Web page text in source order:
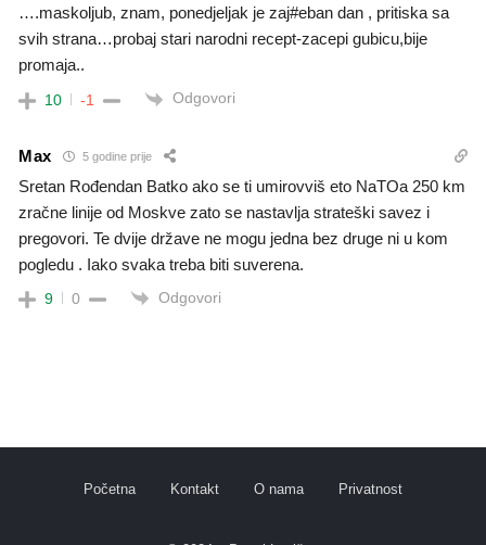
….maskoljub, znam, ponedjeljak je zaj#eban dan , pritiska sa
svih strana…probaj stari narodni recept-zacepi gubicu,bije
promaja..
10 -1 Odgovori
Max 5 godine prije
Sretan Rođendan Batko ako se ti umirovviš eto NaTOa 250 km
zračne linije od Moskve zato se nastavlja strateški savez i
pregovori. Te dvije države ne mogu jedna bez druge ni u kom
pogledu . Iako svaka treba biti suverena.
9 0 Odgovori
Početna Kontakt O nama Privatnost